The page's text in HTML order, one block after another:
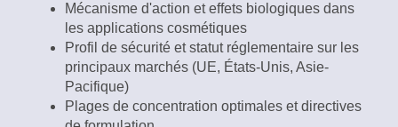
Mécanisme d'action et effets biologiques dans
les applications cosmétiques
Profil de sécurité et statut réglementaire sur les
principaux marchés (UE, États-Unis, Asie-
Pacifique)
Plages de concentration optimales et directives